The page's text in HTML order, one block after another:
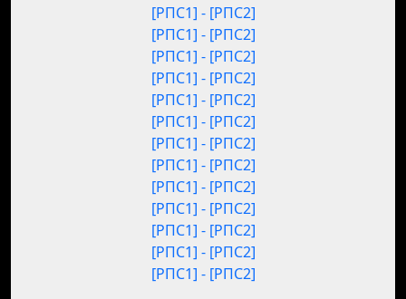
[РПС1] - [РПС2]
[РПС1] - [РПС2]
[РПС1] - [РПС2]
[РПС1] - [РПС2]
[РПС1] - [РПС2]
[РПС1] - [РПС2]
[РПС1] - [РПС2]
[РПС1] - [РПС2]
[РПС1] - [РПС2]
[РПС1] - [РПС2]
[РПС1] - [РПС2]
[РПС1] - [РПС2]
[РПС1] - [РПС2]